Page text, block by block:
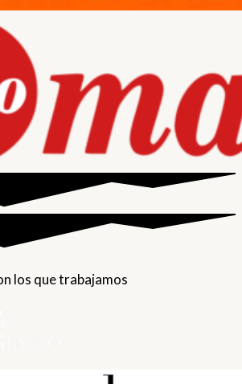
los que trabajamos